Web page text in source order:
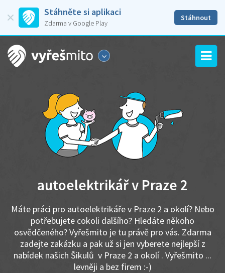
Stáhněte si aplikaci
Zdarma v Google Play
Stáhnout
autoelektrikář v Praze 2
Máte práci pro autoelektrikáře v Praze 2 a okolí? Nebo
potřebujete cokoli dalšího? Hledáte někoho
osvědčeného? Vyřešmito je tu právě pro vás. Zdarma
zadejte zakázku a pak už si jen vyberete nejlepší z
nabídek našich Šikulů v Praze 2 a okolí . Vyřešmito ...
levněji a bez firem :-)